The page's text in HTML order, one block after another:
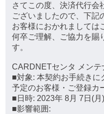
さてこの度、決済代行会
ございましたので、下記
お客様におかれましては
何卒ご理解、ご協力を賜
す。
CARDNETセンタ メンテ
■対象: 本契約お手続きに
予定のお客様・ご登録カ
■日時: 2023年 8月 7日(月
■影響範囲: